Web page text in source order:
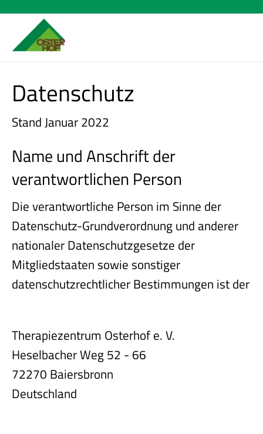
Datenschutz
Stand Januar 2022
Name und Anschrift der
verantwortlichen Person
Die verantwortliche Person im Sinne der
Datenschutz-Grundverordnung und anderer
nationaler Datenschutzgesetze der
Mitgliedstaaten sowie sonstiger
datenschutzrechtlicher Bestimmungen ist der
Therapiezentrum Osterhof e. V.
Heselbacher Weg 52 - 66
72270 Baiersbronn
Deutschland